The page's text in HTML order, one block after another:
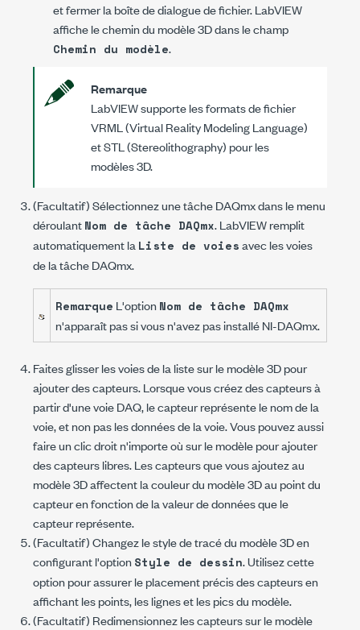
et fermer la boîte de dialogue de fichier. LabVIEW
affiche le chemin du modèle 3D dans le champ
Chemin du modèle.
Remarque
LabVIEW supporte les formats de fichier
VRML (Virtual Reality Modeling Language)
et STL (Stereolithography) pour les
modèles 3D.
(Facultatif) Sélectionnez une tâche DAQmx dans le menu
déroulantNom de tâche DAQmx. LabVIEW remplit
automatiquement la Liste de voiesavec les voies
de la tâche DAQmx.
Remarque L'optionNom de tâche DAQmx
n'apparaît pas si vous n'avez pas installé NI-DAQmx.
Faites glisser les voies de la liste sur le modèle 3D pour
ajouter des capteurs. Lorsque vous créez des capteurs à
partir d'une voie DAQ, le capteur représente le nom de la
voie, et non pas les données de la voie. Vous pouvez aussi
faire un clic droit n'importe où sur le modèle pour ajouter
des capteurs libres. Les capteurs que vous ajoutez au
modèle 3D affectent la couleur du modèle 3D au point du
capteur en fonction de la valeur de données que le
capteur représente.
(Facultatif) Changez le style de tracé du modèle 3D en
configurant l'optionStyle de dessin. Utilisez cette
option pour assurer le placement précis des capteurs en
affichant les points, les lignes et les pics du modèle.
(Facultatif) Redimensionnez les capteurs sur le modèle